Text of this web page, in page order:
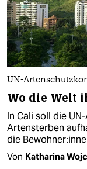
UN-
Wo die Welt
In Cali soll die
Artensterben
die
Von Katharina